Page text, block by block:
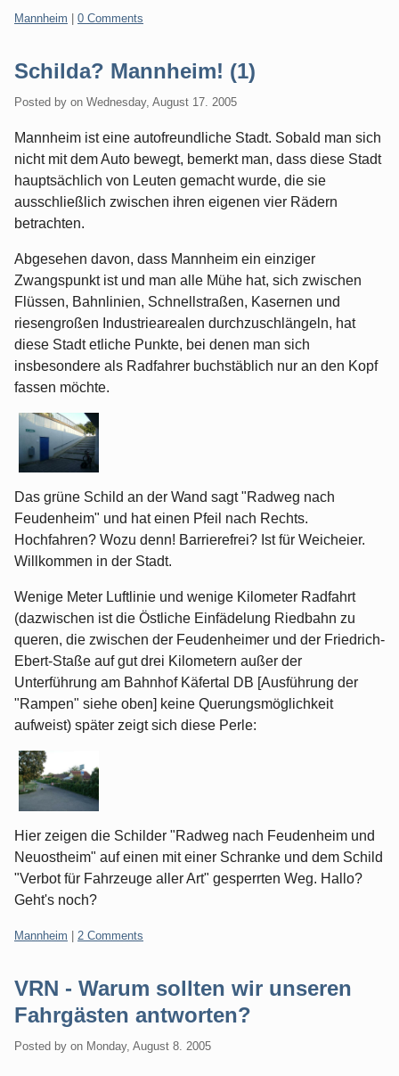
Categories:
Mannheim 0 Comments
Schilda? Mannheim! (1)
Posted by on Wednesday, August 17. 2005
Mannheim ist eine autofreundliche Stadt. Sobald man sich
nicht mit dem Auto bewegt, bemerkt man, dass diese Stadt
hauptsächlich von Leuten gemacht wurde, die sie
ausschließlich zwischen ihren eigenen vier Rädern
betrachten.
Abgesehen davon, dass Mannheim ein einziger
Zwangspunkt ist und man alle Mühe hat, sich zwischen
Flüssen, Bahnlinien, Schnellstraßen, Kasernen und
riesengroßen Industriearealen durchzuschlängeln, hat
diese Stadt etliche Punkte, bei denen man sich
insbesondere als Radfahrer buchstäblich nur an den Kopf
fassen möchte.
Das grüne Schild an der Wand sagt "Radweg nach
Feudenheim" und hat einen Pfeil nach Rechts.
Hochfahren? Wozu denn! Barrierefrei? Ist für Weicheier.
Willkommen in der Stadt.
Wenige Meter Luftlinie und wenige Kilometer Radfahrt
(dazwischen ist die Östliche Einfädelung Riedbahn zu
queren, die zwischen der Feudenheimer und der Friedrich-
Ebert-Staße auf gut drei Kilometern außer der
Unterführung am Bahnhof Käfertal DB [Ausführung der
"Rampen" siehe oben] keine Querungsmöglichkeit
aufweist) später zeigt sich diese Perle:
Hier zeigen die Schilder "Radweg nach Feudenheim und
Neuostheim" auf einen mit einer Schranke und dem Schild
"Verbot für Fahrzeuge aller Art" gesperrten Weg. Hallo?
Geht's noch?
Categories:
Mannheim 2 Comments
VRN - Warum sollten wir unseren
Fahrgästen antworten?
Posted by on Monday, August 8. 2005